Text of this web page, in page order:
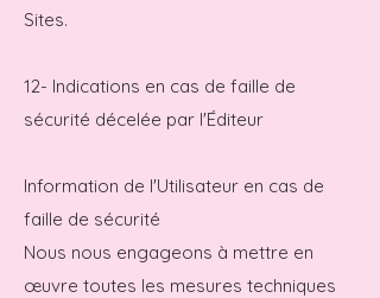
Sites.
12- Indications en cas de faille de
sécurité décelée par l'Éditeur
Information de l'Utilisateur en cas de
faille de sécurité
Nous nous engageons à mettre en
œuvre toutes les mesures techniques